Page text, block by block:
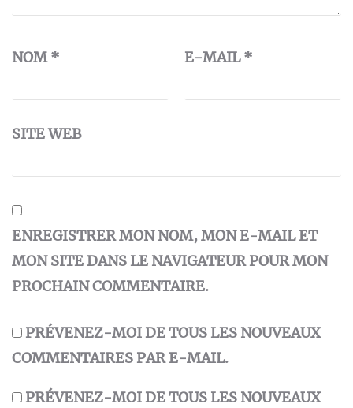
NOM* E-MAIL*
SITE WEB
ENREGISTRER MON NOM, MON E-MAIL ET
MON SITE DANS LE NAVIGATEUR POUR MON
PROCHAIN COMMENTAIRE.
PRÉVENEZ-MOI DE TOUS LES NOUVEAUX
COMMENTAIRES PAR E-MAIL.
PRÉVENEZ-MOI DE TOUS LES NOUVEAUX